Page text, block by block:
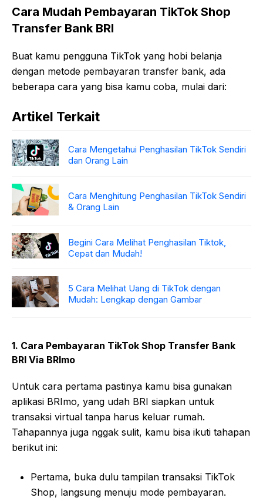
Cara Mudah Pembayaran TikTok Shop
Transfer Bank BRI
Buat kamu pengguna TikTok yang hobi belanja
dengan metode pembayaran transfer bank, ada
beberapa cara yang bisa kamu coba, mulai dari:
Artikel Terkait
Cara Mengetahui Penghasilan TikTok Sendiri
dan Orang Lain
Cara Menghitung Penghasilan TikTok Sendiri
& Orang Lain
Begini Cara Melihat Penghasilan Tiktok,
Cepat dan Mudah!
5 Cara Melihat Uang di TikTok dengan
Mudah: Lengkap dengan Gambar
1. Cara Pembayaran TikTok Shop Transfer Bank
BRI Via BRImo
Untuk cara pertama pastinya kamu bisa gunakan
aplikasi BRImo, yang udah BRI siapkan untuk
transaksi virtual tanpa harus keluar rumah.
Tahapannya juga nggak sulit, kamu bisa ikuti tahapan
berikut ini:
Pertama, buka dulu tampilan transaksi TikTok
Shop, langsung menuju mode pembayaran.